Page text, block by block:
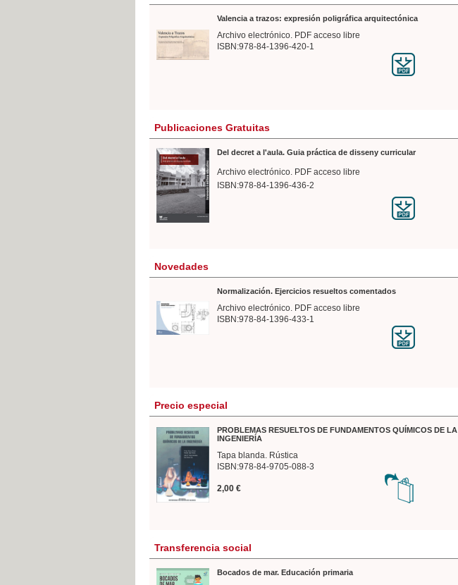
Valencia a trazos: expresión poligráfica arquitectónica
Archivo electrónico. PDF acceso libre
ISBN:978-84-1396-420-1
Publicaciones Gratuitas
Del decret a l'aula. Guia práctica de disseny curricular
Archivo electrónico. PDF acceso libre
ISBN:978-84-1396-436-2
Novedades
Normalización. Ejercicios resueltos comentados
Archivo electrónico. PDF acceso libre
ISBN:978-84-1396-433-1
Precio especial
PROBLEMAS RESUELTOS DE FUNDAMENTOS QUÍMICOS DE LA
INGENIERÍA
Tapa blanda. Rústica
ISBN:978-84-9705-088-3
2,00 €
Transferencia social
Bocados de mar. Educación primaria